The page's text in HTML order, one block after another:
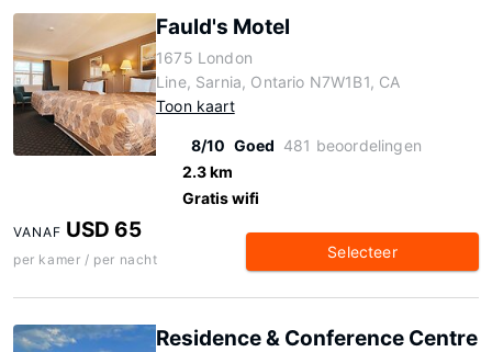
Fauld's Motel
1675 London
Line, Sarnia, Ontario N7W1B1, CA
Toon kaart
8/10 Goed 481 beoordelingen
2.3 km
Gratis wifi
VANAF USD 65
per kamer / per nacht Selecteer
Residence & Conference Centre